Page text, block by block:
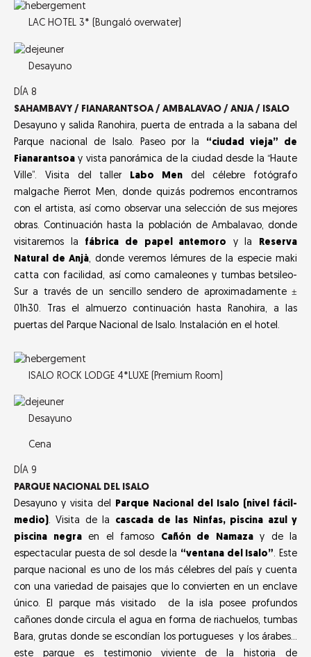
LAC HOTEL 3* (Bungaló overwater)
Desayuno
DÍA 8
SAHAMBAVY / FIANARANTSOA / AMBALAVAO / ANJA / ISALO
Desayuno y salida Ranohira, puerta de entrada a la sabana del
Parque nacional de Isalo. Paseo por la “ciudad vieja” de
Fianarantsoa y vista panorámica de la ciudad desde la “Haute
Ville”. Visita del taller
Labo Mendel célebre fotógrafo
malgache Pierrot Men, donde quizás podremos encontrarnos
con el artista, así como observar una selección de sus mejores
obras. Continuación hasta la población de Ambalavao, donde
visitaremos la fábrica de papel antemoro y la
Reserva
Natural de Anjà, donde veremos lémures de la especie maki
catta con facilidad, así como camaleones y tumbas betsileo-
Sur a través de un sencillo sendero de aproximadamente ±
01h30. Tras el almuerzo continuación hasta Ranohira, a las
puertas del Parque Nacional de Isalo. Instalación en el hotel.
ISALO ROCK LODGE 4*LUXE (Premium Room)
Desayuno
Cena
DÍA 9
PARQUE NACIONAL DEL ISALO
Desayuno y visita del
Parque Nacional del Isalo (nivel fácil-
medio) . Visita de la cascada de las Ninfas, piscina azul y
piscina negraen el famoso Cañón de Namazay de la
espectacular puesta de sol desde la “ventana del Isalo”. Este
parque nacional es uno de los más célebres del país y cuenta
con una variedad de paisajes que lo convierten en un enclave
único. El parque más visitado de la isla posee profundos
cañones donde circula el agua en forma de riachuelos, tumbas
Bara, grutas donde se escondían los portugueses y los árabes…
este parque es testimonio viviente de la historia de